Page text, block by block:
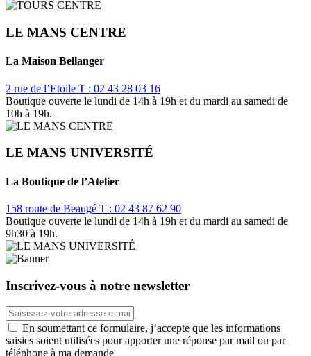
LE MANS CENTRE
La Maison Bellanger
2 rue de l’Etoile T : 02 43 28 03 16
Boutique ouverte le lundi de 14h à 19h et du mardi au samedi de
10h à 19h.
LE MANS UNIVERSITÉ
La Boutique de l’Atelier
158 route de Beaugé T : 02 43 87 62 90
Boutique ouverte le lundi de 14h à 19h et du mardi au samedi de
9h30 à 19h.
Inscrivez-vous à notre newsletter
En soumettant ce formulaire, j’accepte que les informations
saisies soient utilisées pour apporter une réponse par mail ou par
téléphone à ma demande